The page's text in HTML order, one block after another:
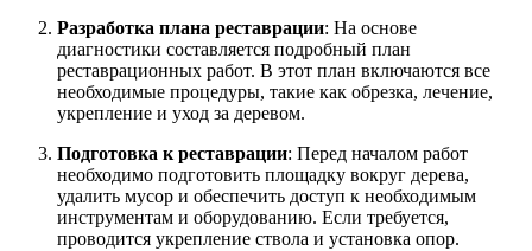
Разработка плана реставрации: На основе
диагностики составляется подробный план
реставрационных работ. В этот план включаются все
необходимые процедуры, такие как обрезка, лечение,
укрепление и уход за деревом.
Подготовка к реставрации: Перед началом работ
необходимо подготовить площадку вокруг дерева,
удалить мусор и обеспечить доступ к необходимым
инструментам и оборудованию. Если требуется,
проводится укрепление ствола и установка опор.